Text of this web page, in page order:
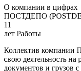
О компании в цифрах
ПОСТДЕПО
11
лет Работы
Коллектив компании
свою деятельность на
документов и грузов с